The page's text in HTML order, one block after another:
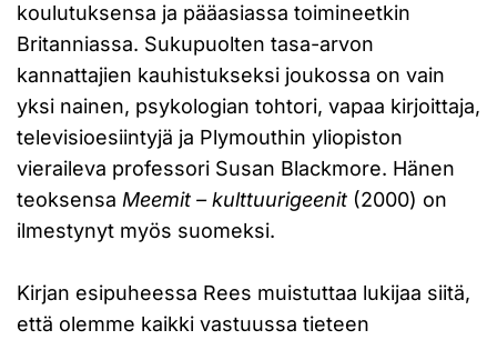
koulutuksensa ja pääasiassa toimineetkin
Britanniassa. Sukupuolten tasa-arvon
kannattajien kauhistukseksi joukossa on vain
yksi nainen, psykologian tohtori, vapaa kirjoittaja,
televisioesiintyjä ja Plymouthin yliopiston
vieraileva professori Susan Blackmore. Hänen
teoksensa Meemit – kulttuurigeenit (2000) on
ilmestynyt myös suomeksi.
Kirjan esipuheessa Rees muistuttaa lukijaa siitä,
että olemme kaikki vastuussa tieteen